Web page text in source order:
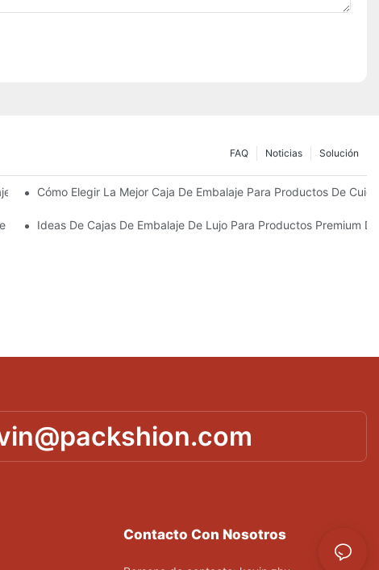
Solución
Noticias
FAQ
Sostenibles
Cómo Elegir La Mejor Caja De Embalaje Para Productos De
Piel Personalizados Que Fomentan La Fidelidad A La Marca
Ideas De Cajas De Embalaje De Lujo Para Productos Premium
Contacto Con Nosotros